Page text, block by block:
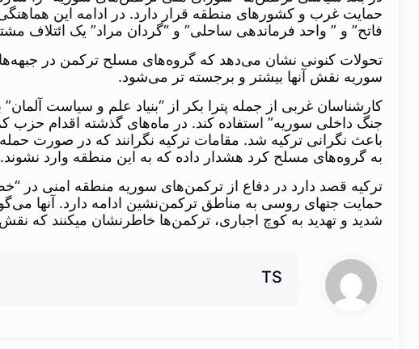
فاتح” و ” واحد فرماندهی ساحلی” و “گردان مراد” یک ائتلاف
تحولات کنونی نشان می‌دهد که گروه‌های مسلح ترکمن در
سوریه نقش آنها بیشتر و برجسته تر می‌شود.
کارشناسان غربی از جمله پترا بکر از “بنیاد علم و سیاست
جنگ داخلی سوریه” استفاده کند. در ماه‌های گذشته اقدام
باعث نگرانی ترکیه شد. مقامات ترکیه نگرانند که در صورت
به گروه‌های مسلح کرد هشدار داده که به این منطقه وارد نشوند.
ترکیه قصد دارد در دفاع از ترکمن‌های سوریه منطقه امنی در
حمایت جتهای روسی به مناطق ترکمن‌نشین ادامه دارد. آنها
شدید و تهدید به کوچ اجباری، ترکمن‌ها خاطرنشان می​کنند که
TS